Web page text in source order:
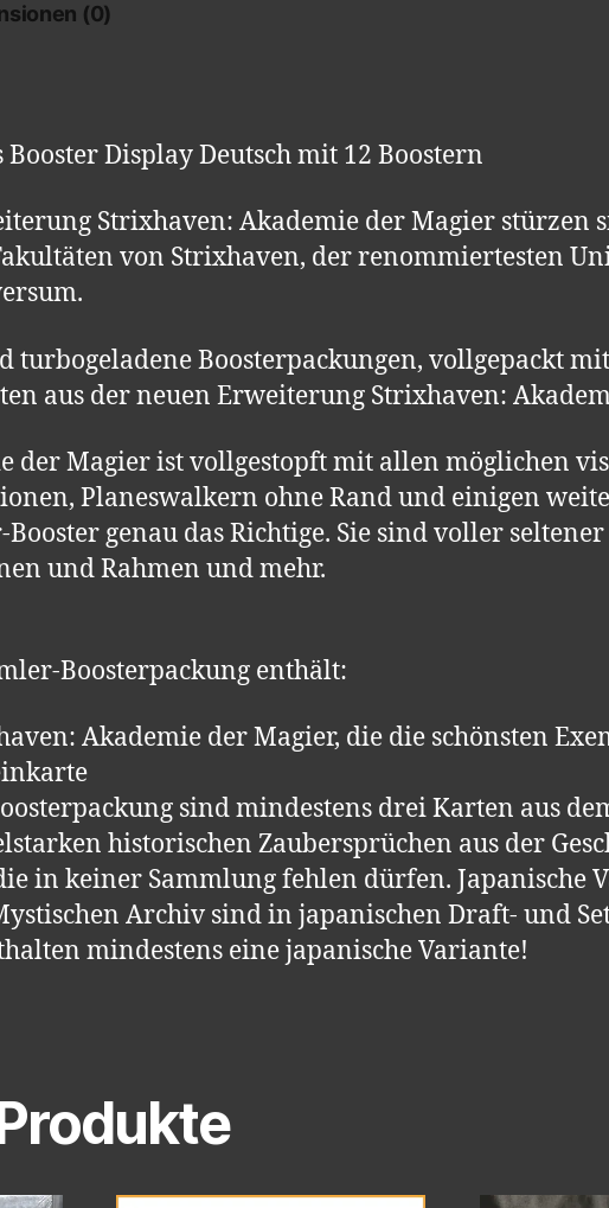
(0)
Display Deutsch mit 12 Boostern
Strixhaven: Akademie der Magier stürzen
von Strixhaven, der renommiertesten
turbogeladene Boosterpackungen, vollgepackt
aus der neuen Erweiterung Strixhaven:
der Magier ist vollgestopft mit allen möglichen
Planeswalkern ohne Rand und einigen
genau das Richtige. Sie sind voller
und Rahmen und mehr.
Boosterpackung enthält:
Akademie der Magier, die die schönsten
sind mindestens drei Karten aus
historischen Zaubersprüchen aus der
in keiner Sammlung fehlen dürfen.
Archiv sind in japanischen Draft- und
mindestens eine japanische Variante!